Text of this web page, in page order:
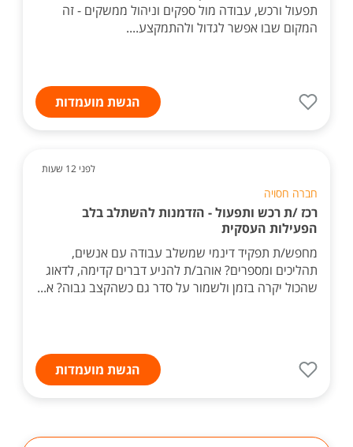
תפעול ורכש, עבודה מול ספקים וניהול ממשקים - זה
המקום שבו אפשר לגדול ולהתמקצע....
הגשת מועמדות
לפני 12 שעות
חברה חסויה
רכז /ת רכש ותפעול - הזדמנות להשתלב בלב
הפעילות העסקית
מחפש/ת תפקיד דינמי שמשלב עבודה עם אנשים,
תהליכים ומספרים? אוהב/ת להניע דברים קדימה, לדאוג
שהכול יקרה בזמן ולשמור על סדר גם כשהקצב גבוה? א...
הגשת מועמדות